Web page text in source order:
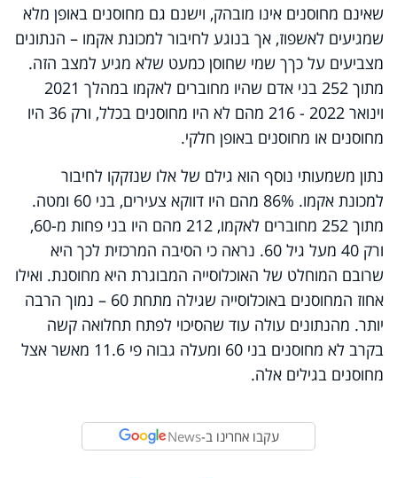
שאינם מחוסנים אינו מובהק, וישנם גם מחוסנים באופן מלא
שמגיעים לאשפוז, אך בנוגע לחיבור למכונת אקמו – הנתונים
מצביעים על כךך שמי שחוסן כמעט שלא מגיע למצב הזה.
מתוך 252 בני אדם שהיו מחוברים לאקמו במהלך 2021
וינואר 2022 - 216 מהם לא היו מחוסנים בכלל, ורק 36 היו
מחוסנים או מחוסנים באופן חלקי.
נתון משמעותי נוסף הוא גילם של אלו שנזקקו לחיבור
למכונת אקמו. 86% מהם היו דווקא צעירים, בני 60 ומטה.
מתוך 252 מחוברים לאקמו, 212 מהם היו בני פחות מ-60,
ורק 40 מעל גיל 60. נראה כי הסיבה המרכזית לכך היא
שרובם המוחלט של האוכלוסייה המבוגרת היא מחוסנת. ואילו
אחוז המחוסנים באוכלוסייה שגילה מתחת 60 – נמוך הרבה
יותר. מהנתונים עולה עוד שהסיכוי לפתח תחלואה קשה
בקרב לא מחוסנים בני 60 ומעלה גבוה פי 11.6 מאשר אצל
מחוסנים בגילים אלה.
עקבו אחרינו ב-News